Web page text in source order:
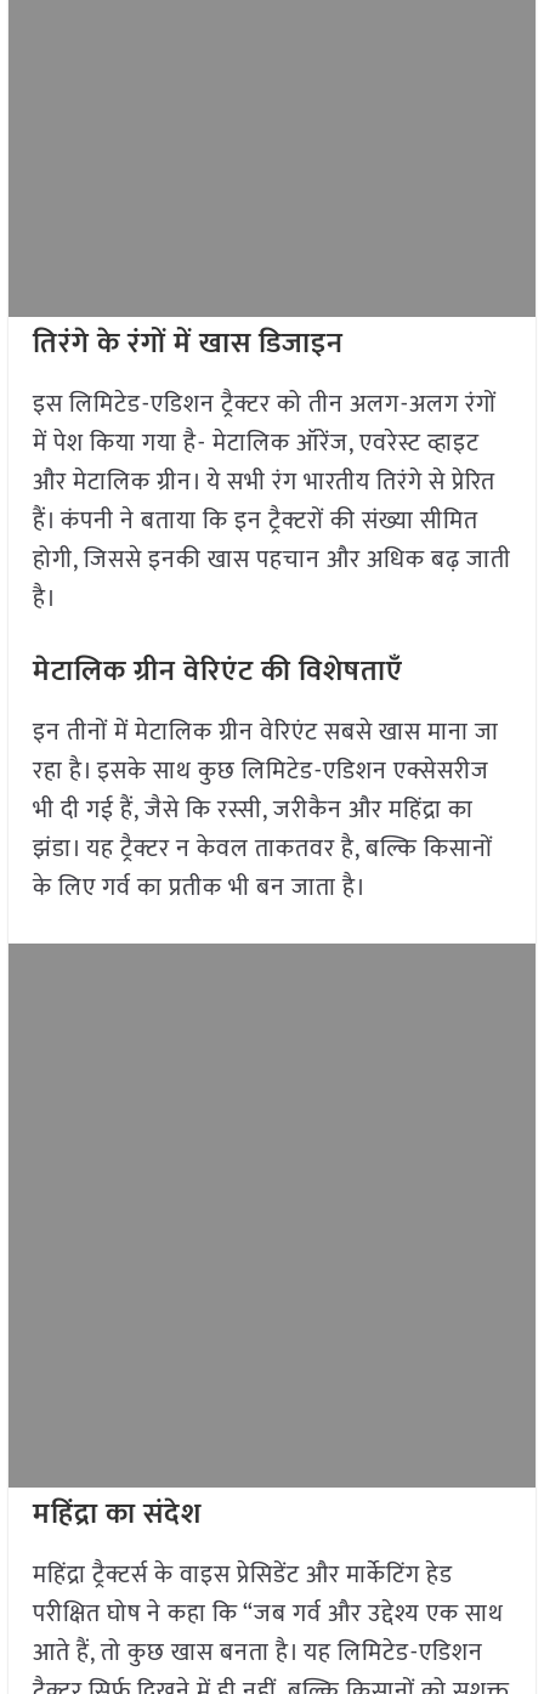
तिरंगे के रंगों में खास डिजाइन
इस लिमिटेड-एडिशन ट्रैक्टर को तीन अलग-अलग रंगों
में पेश किया गया है- मेटालिक ऑरेंज, एवरेस्ट व्हाइट
और मेटालिक ग्रीन। ये सभी रंग भारतीय तिरंगे से प्रेरित
हैं। कंपनी ने बताया कि इन ट्रैक्टरों की संख्या सीमित
होगी, जिससे इनकी खास पहचान और अधिक बढ़ जाती
है।
मेटालिक ग्रीन वेरिएंट की विशेषताएँ
इन तीनों में मेटालिक ग्रीन वेरिएंट सबसे खास माना जा
रहा है। इसके साथ कुछ लिमिटेड-एडिशन एक्सेसरीज
भी दी गई हैं, जैसे कि रस्सी, जरीकैन और महिंद्रा का
झंडा। यह ट्रैक्टर न केवल ताकतवर है, बल्कि किसानों
के लिए गर्व का प्रतीक भी बन जाता है।
महिंद्रा का संदेश
महिंद्रा ट्रैक्टर्स के वाइस प्रेसिडेंट और मार्केटिंग हेड
परीक्षित घोष ने कहा कि “जब गर्व और उद्देश्य एक साथ
आते हैं, तो कुछ खास बनता है। यह लिमिटेड-एडिशन